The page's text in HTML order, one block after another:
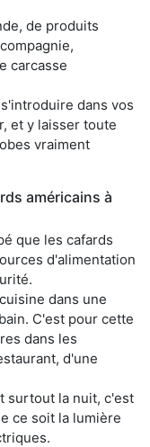
de produits
carcasse
dans vos
et y laisser toute
vraiment
américains à
que les cafards
d'alimentation
dans une
C'est pour cette
dans les
d'une
surtout la nuit, c'est
ce soit la lumière